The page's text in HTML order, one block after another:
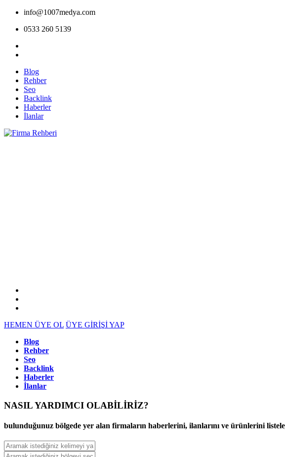
info@1007medya.com
0533 260 5139
Blog
Rehber
Seo
Backlink
Haberler
İlanlar
HEMEN ÜYE OL ÜYE GİRİŞİ YAP
Blog
Rehber
Seo
Backlink
Haberler
İlanlar
NASIL YARDIMCI OLABİLİRİZ?
bulunduğunuz bölgede yer alan firmaların haberlerini, ilanlarını ve ürünlerini